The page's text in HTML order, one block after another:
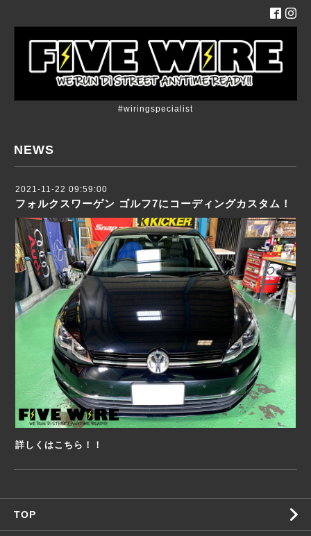
#wiringspecialist
NEWS
2021-11-22 09:59:00
フォルクスワーゲン ゴルフ7にコーディングカスタム！
詳しくはこちら！！
TOP